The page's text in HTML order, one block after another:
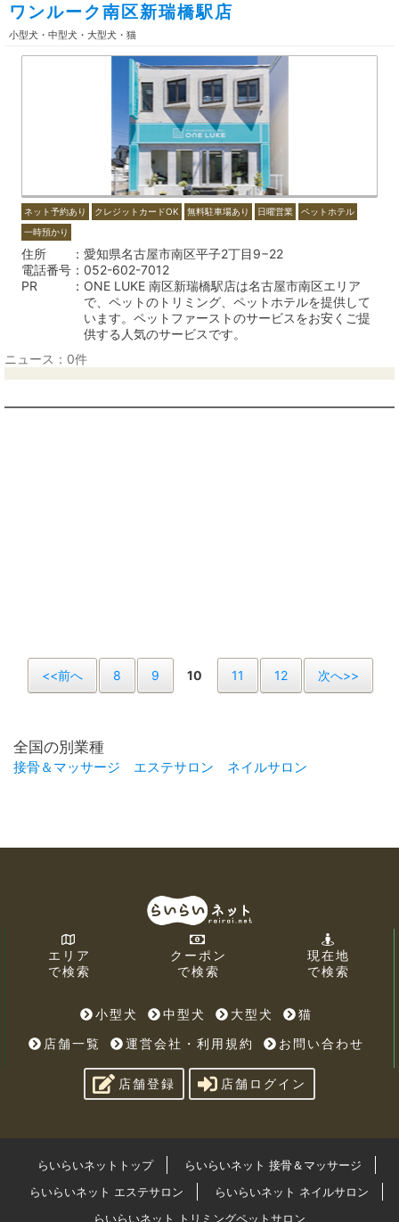
ワンルーク南区新瑞橋駅店
小型犬・中型犬・大型犬・猫
ネット予約あり クレジットカードOK 無料駐車場あり 日曜営業
ペットホテル
一時預かり
住所
愛知県名古屋市南区平子2丁目9−22
電話番号
052-602-7012
PR
ONE LUKE 南区新瑞橋駅店は名古屋市南区エリア
で、ペットのトリミング、ペットホテルを提供して
います。ペットファーストのサービスをお安くご提
供する人気のサービスです。
ニュース：0件
<<前へ 8 9 10 11 12 次へ>>
全国の別業種
接骨＆マッサージ エステサロン ネイルサロン
エリア
で検索
クーポン
で検索
現在地
で検索
小型犬 中型犬 大型犬
猫
店舗一覧
運営会社・利用規約 お問い合わせ
店舗登録 店舗ログイン
らいらいネットトップ
らいらいネット 接骨＆マッサージ
らいらいネット エステサロン
らいらいネット ネイルサロン
らいらいネット トリミングペットサロン